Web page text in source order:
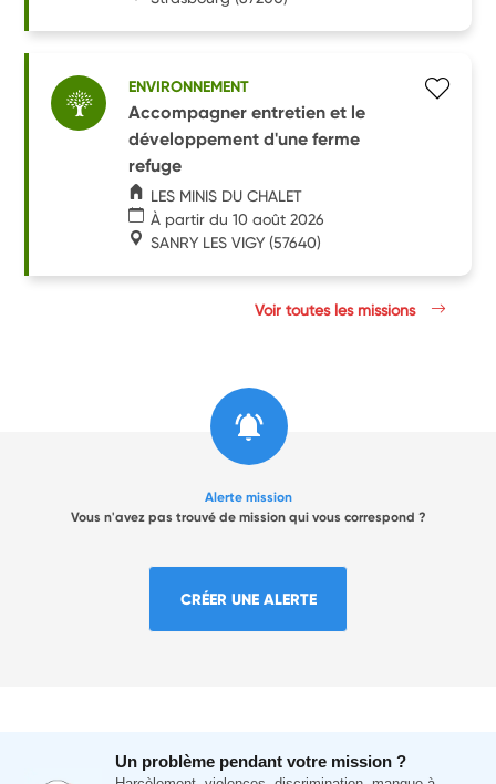
ENVIRONNEMENT
Accompagner entretien et le
développement d'une ferme
refuge
LES MINIS DU CHALET
À partir du 10 août 2026
SANRY LES VIGY (57640)
Voir toutes les missions
Alerte mission
Vous n'avez pas trouvé de mission qui vous correspond ?
CRÉER UNE ALERTE
Un problème pendant votre mission ?